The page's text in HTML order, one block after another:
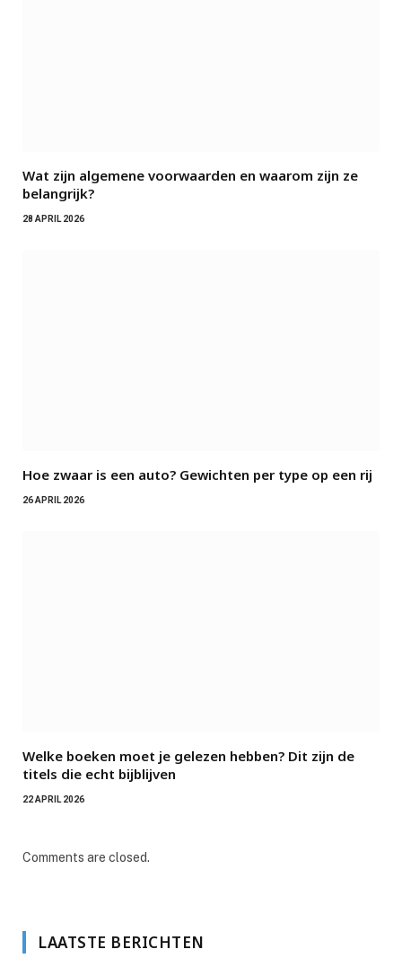
Wat zijn algemene voorwaarden en waarom zijn ze
belangrijk?
28 APRIL 2026
Hoe zwaar is een auto? Gewichten per type op een rij
26 APRIL 2026
Welke boeken moet je gelezen hebben? Dit zijn de
titels die echt bijblijven
22 APRIL 2026
Comments are closed.
LAATSTE BERICHTEN